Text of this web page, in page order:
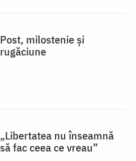
Post, milostenie și
rugăciune
„Libertatea nu înseamnă
să fac ceea ce vreau”